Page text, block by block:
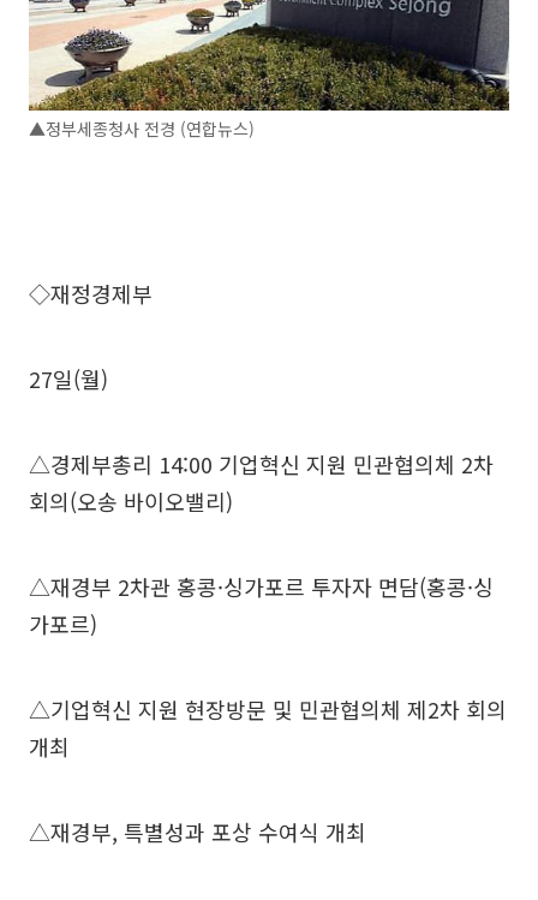
▲정부세종청사 전경 (연합뉴스)
◇재정경제부
27일(월)
△경제부총리 14:00 기업혁신 지원 민관협의체 2차
회의(오송 바이오밸리)
△재경부 2차관 홍콩·싱가포르 투자자 면담(홍콩·싱
가포르)
△기업혁신 지원 현장방문 및 민관협의체 제2차 회의
개최
△재경부, 특별성과 포상 수여식 개최